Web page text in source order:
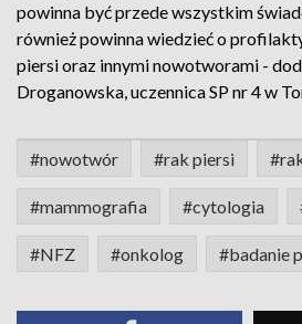
powinna być przede wszystkim
również powinna wiedzieć o
piersi oraz innymi nowotworami -
Droganowska, uczennica SP nr 4 w
#nowotwór #rak piersi
#mammografia #cytologia
#NFZ #onkolog #badanie